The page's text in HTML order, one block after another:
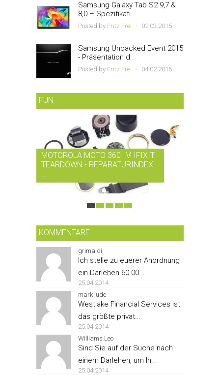
Samsung Galaxy Tab S2 9,7 &
8,0 – Spezifikati...
Posted by Fritz Frei - 02.03.2015
Samsung Unpacked Event 2015
- Präsentation d...
Posted by Fritz Frei - 04.02.2015
FUN
MOTOROLA MOTO 360 IM IFIXIT
TEARDOWN - REPARATURINDEX
...
KOMMENTARE
grimaldi
Ich stelle zu euerer Anordnung
ein Darlehen 60.00...
25.04.2014
mark jude
Westlake Financial Services ist
das größte privat...
25.04.2014
Williams Leo
Sind Sie auf der Suche nach
einem Darlehen, um Ih...
25.04.2014